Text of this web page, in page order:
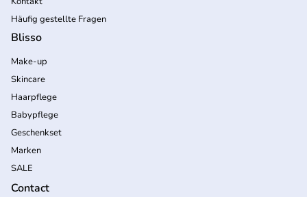
Häufig gestellte Fragen
Blisso
Make-up
Skincare
Haarpflege
Babypflege
Geschenkset
Marken
SALE
Contact